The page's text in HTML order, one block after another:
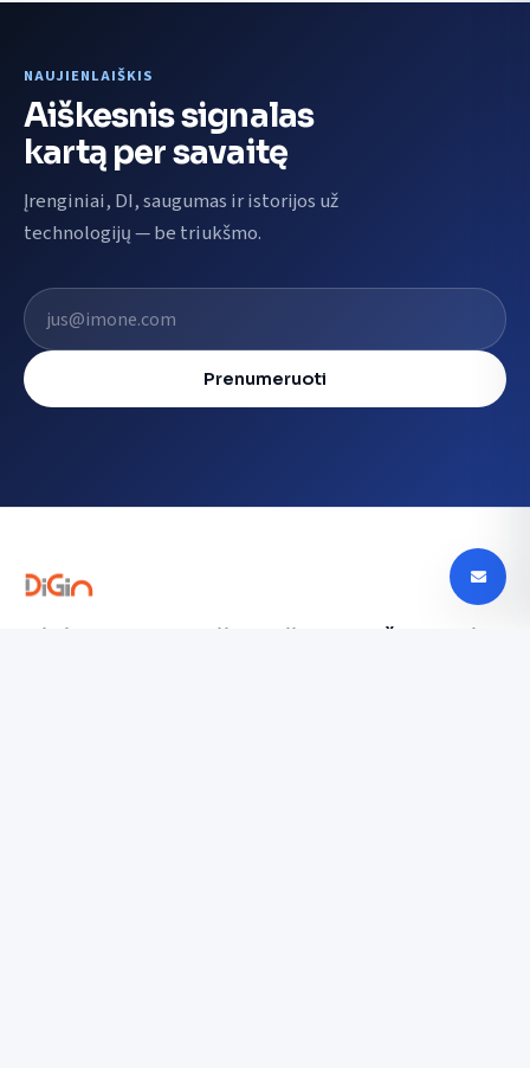
NAUJIENLAIŠKIS
Aiškesnis signalas
kartą per savaitę
Įrenginiai, DI, saugumas ir istorijos už
technologijų — be triukšmo.
El. pašto adresas
Prenumeruoti
Digin - Technologijų naujienos, apžvalgos ir